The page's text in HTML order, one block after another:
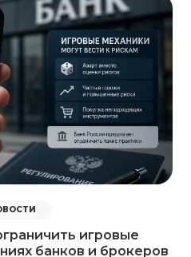
игровые
банков и брокеров